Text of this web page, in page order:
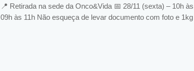
📍 Retirada na sede da Onco&Vida 📅 28/11 (sexta) – 10h
09h às 11h Não esqueça de levar documento com foto e